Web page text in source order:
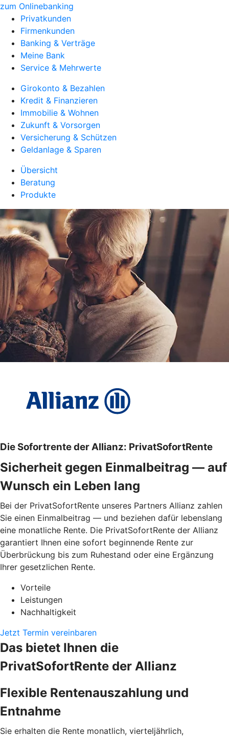
zum Onlinebanking
Privatkunden
Firmenkunden
Banking & Verträge
Meine Bank
Service & Mehrwerte
Girokonto & Bezahlen
Kredit & Finanzieren
Immobilie & Wohnen
Zukunft & Vorsorgen
Versicherung & Schützen
Geldanlage & Sparen
Übersicht
Beratung
Produkte
Die Sofortrente der Allianz: PrivatSofortRente
Sicherheit gegen Einmalbeitrag — auf
Wunsch ein Leben lang
Bei der PrivatSofortRente unseres Partners Allianz zahlen
Sie einen Einmalbeitrag — und beziehen dafür lebenslang
eine monatliche Rente. Die PrivatSofortRente der Allianz
garantiert Ihnen eine sofort beginnende Rente zur
Überbrückung bis zum Ruhestand oder eine Ergänzung
Ihrer gesetzlichen Rente.
Vorteile
Leistungen
Nachhaltigkeit
Jetzt Termin vereinbaren
Das bietet Ihnen die
PrivatSofortRente der Allianz
Flexible Rentenauszahlung und
Entnahme
Sie erhalten die Rente monatlich, vierteljährlich,